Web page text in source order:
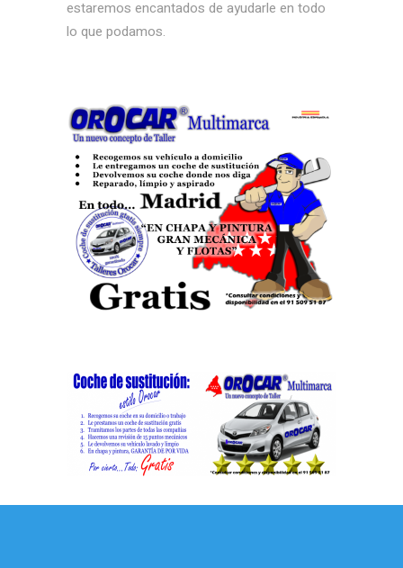
estaremos encantados de ayudarle en todo
lo que podamos.